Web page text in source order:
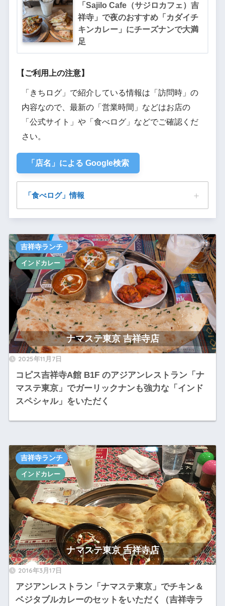
「Sajilo Cafe（サジロカフェ）吉
祥寺」で夜のおすすめ「カダイチ
キンカレー」にチーズナンで大満
足
【ご利用上の注意】
「きちログ」で紹介している情報は「訪問時」の
内容なので、最新の「営業時間」などはお店の
「公式サイト」や「食べログ」などでご確認くだ
さい。
「店名」による Google検索
「食べログ」情報
2025年11月7日
コピス吉祥寺A館 B1F のアジアンレストラン「ナ
マステ東京」でガーリックナンも強力な「インド
スペシャル」をいただく
ナマステ東京 吉祥寺店
吉祥寺ランチ
インドカレー
2016年3月17日
アジアンレストラン「ナマステ東京」でチキン＆
ベジタブルカレーのセットをいただく（吉祥寺ラ
ナマステ東京 吉祥寺店
吉祥寺ランチ
インドカレー